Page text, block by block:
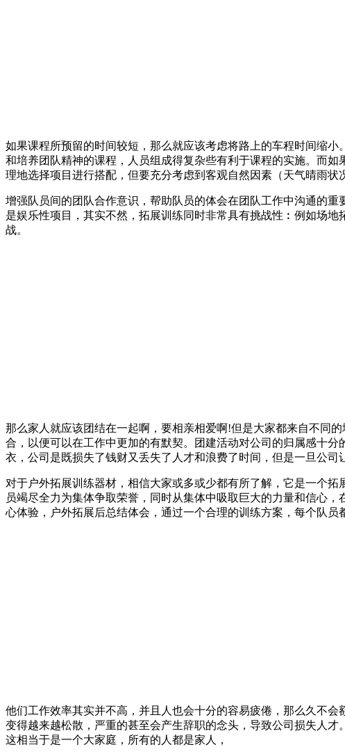
如果课程所预留的时间较短，那么就应该考虑将路上的车程时间缩
和培养团队精神的课程，人员组成得复杂些有利于课程的实施。而
理地选择项目进行搭配，但要充分考虑到客观自然因素（天气晴雨
增强队员间的团队合作意识，帮助队员的体会在团队工作中沟通的
是娱乐性项目，其实不然，拓展训练同时非常具有挑战性︰例如场
战。
那么家人就应该团结在一起啊，要相亲相爱啊!但是大家都来自不同
合，以便可以在工作中更加的有默契。团建活动对公司的归属感十
衣，公司是既损失了钱财又丢失了人才和浪费了时间，但是一旦公司
对于户外拓展训练器材，相信大家或多或少都有所了解，它是一个
员竭尽全力为集体争取荣誉，同时从集体中吸取巨大的力量和信心
心体验，户外拓展后总结体会，通过一个合理的训练方案，每个队
他们工作效率其实并不高，并且人也会十分的容易疲倦，那么久不
变得越来越松散，严重的甚至会产生辞职的念头，导致公司损失人
这相当于是一个大家庭，所有的人都是家人，